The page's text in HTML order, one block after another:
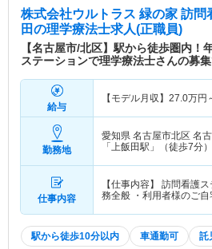
株式会社ウルトラス 緑の家 訪問
田の理学療法士求人(正職員)
【名古屋市/北区】駅から徒歩圏内！
ステーションで理学療法士さんの募
給与
【モデル月収】 27.0万円
勤務地
愛知県 名古屋市北区 名
「上飯田駅」（徒歩7分
仕事内容
【仕事内容】 訪問看護
務全般 ・利用者様のご自
駅から徒歩10分以内 車通勤可 託